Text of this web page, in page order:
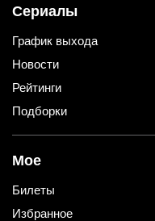
Сериалы
График выхода
Новости
Рейтинги
Подборки
Мое
Билеты
Избранное